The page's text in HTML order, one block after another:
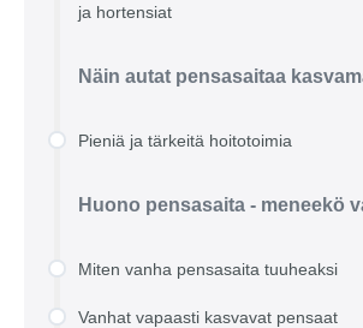
ja hortensiat
Näin autat pensasaitaa
Pieniä ja tärkeitä hoitotoimia
Huono pensasaita - meneekö
Miten vanha pensasaita tuuheaksi
Vanhat vapaasti kasvavat pensaat